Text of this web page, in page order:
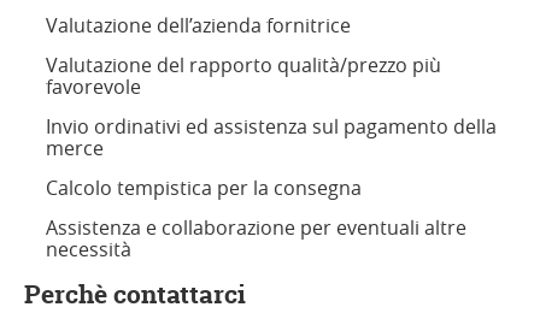
Valutazione dell’azienda fornitrice
Valutazione del rapporto qualità/prezzo più
favorevole
Invio ordinativi ed assistenza sul pagamento della
merce
Calcolo tempistica per la consegna
Assistenza e collaborazione per eventuali altre
necessità
Perchè contattarci